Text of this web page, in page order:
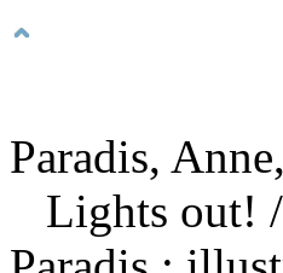
Paradis,
Lights out!